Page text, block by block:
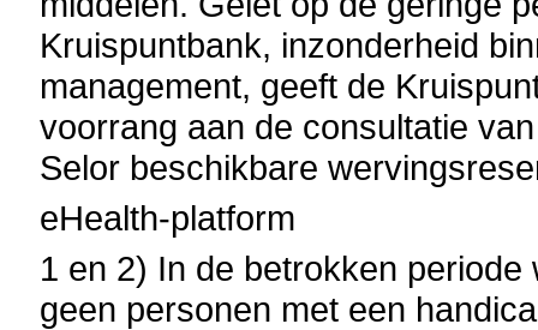
Kruispuntbank, inzonderheid
management, geeft de
voorrang aan de consultatie
Selor beschikbare
eHealth-platform
1 en 2) In de betrokken
geen personen met een